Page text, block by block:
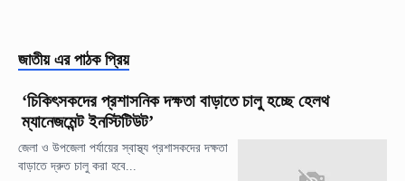
জাতীয় এর পাঠক প্রিয়
‘চিকিৎসকদের প্রশাসনিক দক্ষতা বাড়াতে চালু হচ্ছে হেলথ
ম্যানেজমেন্ট ইনস্টিটিউট’
জেলা ও উপজেলা পর্যায়ের স্বাস্থ্য প্রশাসকদের দক্ষতা
বাড়াতে দ্রুত চালু করা হবে...